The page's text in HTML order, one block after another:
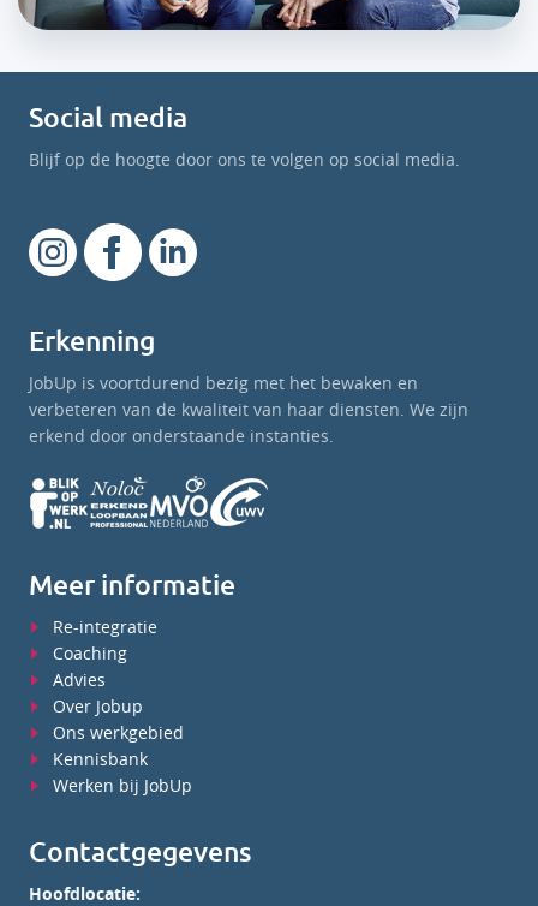
Social media
Blijf op de hoogte door ons te volgen op social media.
Erkenning
JobUp is voortdurend bezig met het bewaken en
verbeteren van de kwaliteit van haar diensten. We zijn
erkend door onderstaande instanties.
Meer informatie
Re-integratie
Coaching
Advies
Over Jobup
Ons werkgebied
Kennisbank
Werken bij JobUp
Contactgegevens
Hoofdlocatie: